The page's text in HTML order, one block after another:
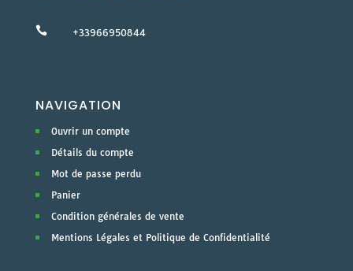
 +33966950844
NAVIGATION
Ouvrir un compte
Détails du compte
Mot de passe perdu
Panier
Condition générales de vente
Mentions Légales et Politique de Confidentialité